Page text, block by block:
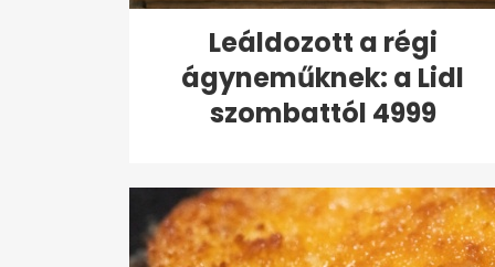
Leáldozott a régi
ágyneműknek: a Lidl
szombattól 4999